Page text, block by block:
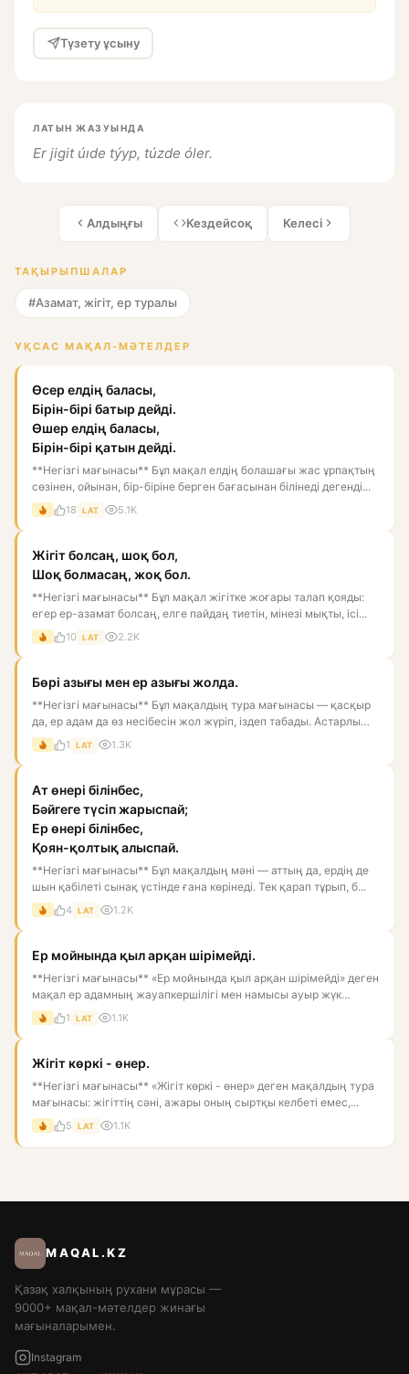
Түзету ұсыну
ЛАТЫН ЖАЗУЫНДА
Er jigit úıde týyp, túzde óler.
Алдыңғы Кездейсоқ Келесі
ТАҚЫРЫПШАЛАР
#Азамат, жігіт, ер туралы
ҰҚСАС МАҚАЛ-МӘТЕЛДЕР
Өсер елдің баласы,
Бірін-бірі батыр дейді.
Өшер елдің баласы,
Бірін-бірі қатын дейді.
**Негізгі мағынасы** Бұл мақал елдің болашағы жас ұрпақтың
сөзінен, ойынан, бір-біріне берген бағасынан білінеді дегенді...
18 LAT 5.1K
Жігіт болсаң, шоқ бол,
Шоқ болмасаң, жоқ бол.
**Негізгі мағынасы** Бұл мақал жігітке жоғары талап қояды:
егер ер-азамат болсаң, елге пайдаң тиетін, мінезі мықты, ісі...
10 LAT 2.2K
Бөрі азығы мен ер азығы жолда.
**Негізгі мағынасы** Бұл мақалдың тура мағынасы — қасқыр
да, ер адам да өз несібесін жол жүріп, іздеп табады. Астарлы
ма...
1 LAT 1.3K
Ат өнері білінбес,
Бәйгеге түсіп жарыспай;
Ер өнері білінбес,
Қоян-қолтық алыспай.
**Негізгі мағынасы** Бұл мақалдың мәні — аттың да, ердің де
шын қабілеті сынақ үстінде ғана көрінеді. Тек қарап тұрып, б...
4 LAT 1.2K
Ер мойнында қыл арқан шірімейді.
**Негізгі мағынасы** «Ер мойнында қыл арқан шірімейді» деген
мақал ер адамның жауапкершілігі мен намысы ауыр жүк
көтерсе...
1 LAT 1.1K
Жігіт көркі - өнер.
**Негізгі мағынасы** «Жігіт көркі - өнер» деген мақалдың тура
мағынасы: жігіттің сәні, ажары оның сыртқы келбеті емес,...
5 LAT 1.1K
MAQAL.KZ
Қазақ халқының рухани мұрасы —
9000+ мақал-мәтелдер жинағы
мағыналарымен.
Instagram